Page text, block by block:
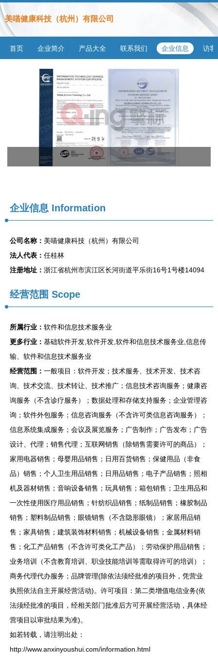
美喵健康科技（杭州）有限公司
首页 企业简介 产品大全 联系我们 企业信息 访客
企业信息 Information
公司名称： 美喵健康科技（杭州）有限公司
法人代表： 任桂林
注册地址： 浙江省杭州市滨江区长河街道平乐街16号1号楼14094
经营范围 Scope
所属行业： 软件和信息技术服务业
更多行业： 基础软件开发,软件开发,软件和信息技术服务业,信息传
输、软件和信息技术服务业
经营范围： 一般项目：软件开发；技术服务、技术开发、技术咨
询、技术交流、技术转让、技术推广；信息技术咨询服务；健康咨
询服务（不含诊疗服务）；数据处理和存储支持服务；企业管理咨
询；软件外包服务；信息咨询服务（不含许可类信息咨询服务）；
信息系统集成服务；会议及展览服务；广告制作；广告发布；广告
设计、代理；销售代理；互联网销售（除销售需要许可的商品）；
家用电器销售；母婴用品销售；日用百货销售；保健用品（非食
品）销售；个人卫生用品销售；日用品销售；电子产品销售；照相
机及器材销售；音响设备销售；玩具销售；箱包销售；卫生用品和
一次性使用医疗用品销售；针纺织品销售；纸制品销售；橡胶制品
销售；塑料制品销售；眼镜销售（不含隐形眼镜）；家居用品销
售；家具销售；建筑装饰材料销售；机械设备销售；金属材料销
售；化工产品销售（不含许可类化工产品）；劳动保护用品销售；
业务培训（不含教育培训、职业技能培训等需取得许可的培训）；
商务代理代办服务；品牌管理(除依法须经批准的项目外，凭营业
执照依法自主开展经营活动)。许可项目：第二类增值电信业务(依
法须经批准的项目，经相关部门批准后方可开展经营活动，具体经
营项目以审批结果为准)。
如若转载，请注明出处：
http://www.anxinyoushui.com/information.html